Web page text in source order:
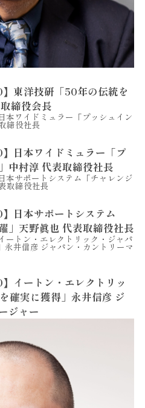
東洋技研「50年の伝統を
締役会長
日本ワイドミュラー「プ
中村淳 代表取締役社長
日本サポートシステム
」天野眞也 代表取締役社長
イートン・エレクトリッ
確実に獲得」永井信彦 ジ
ジャー